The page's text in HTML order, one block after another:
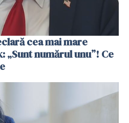
cea mai mare
„Sunt numărul unu”! Ce